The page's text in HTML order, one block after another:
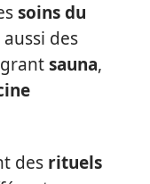
soins du
des
sauna,
des rituels